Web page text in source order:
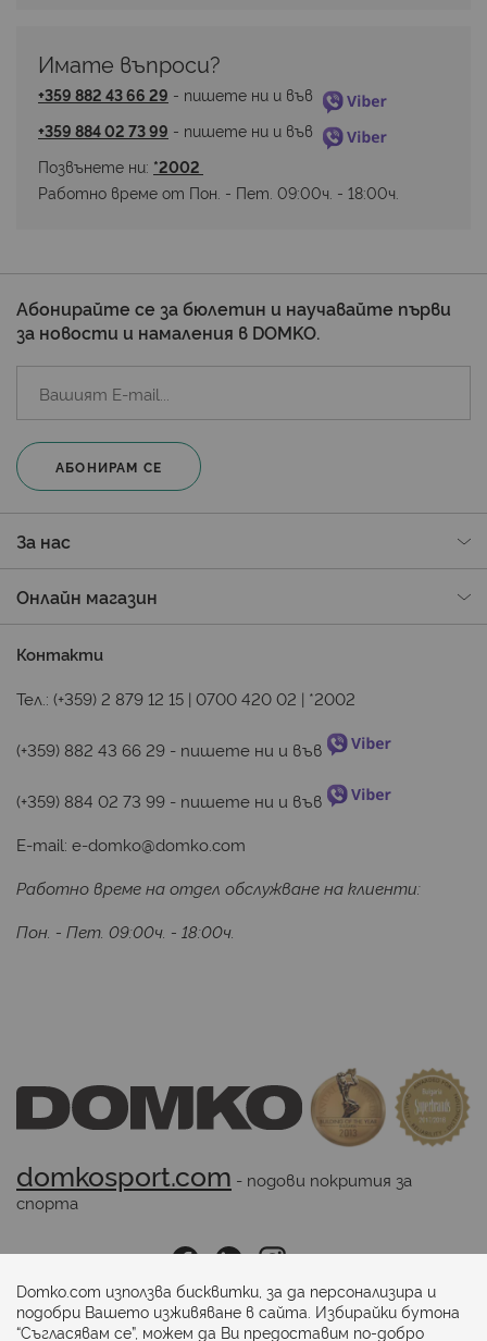
Имате въпроси?
+359 882 43 66 29 - пишете ни и във
+359 884 02 73 99 - пишете ни и във
Позвънете ни: *2002
Работно време от Пон. - Пет. 09:00ч. - 18:00ч.
Абонирайте се за бюлетин и научавайте първи
за новости и намаления в DOMKO.
АБОНИРАМ СЕ
За нас
Онлайн магазин
Контакти
Тел.: (+359) 2 879 12 15 | 0700 420 02 | *2002
(+359) 882 43 66 29 - пишете ни и във
(+359) 884 02 73 99 - пишете ни и във
E-mail: e-domko@domko.com
Работно време на отдел обслужване на клиенти:
Пон. - Пет. 09:00ч. - 18:00ч.
domkosport.com - подови покрития за
спорта
Последвайте ни:
Domko.com използва бисквитки, за да персонализира и
подобри Вашето изживяване в сайта. Избирайки бутона
“Съгласявам се”, можем да Ви предоставим по-добро